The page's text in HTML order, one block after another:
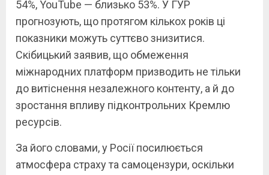
54%, YouTube — близько 53%. У ГУР
прогнозують, що протягом кількох років ці
показники можуть суттєво знизитися.
Скібицький заявив, що обмеження
міжнародних платформ призводить не тільки
до витіснення незалежного контенту, а й до
зростання впливу підконтрольних Кремлю
ресурсів.
За його словами, у Росії посилюється
атмосфера страху та самоцензури, оскільки